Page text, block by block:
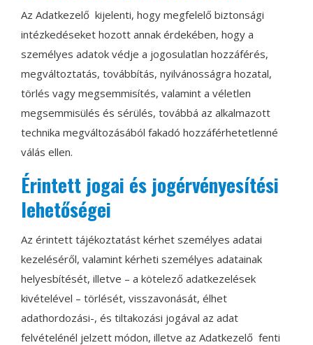
Az Adatkezelő kijelenti, hogy megfelelő biztonsági
intézkedéseket hozott annak érdekében, hogy a
személyes adatok védje a jogosulatlan hozzáférés,
megváltoztatás, továbbítás, nyilvánosságra hozatal,
törlés vagy megsemmisítés, valamint a véletlen
megsemmisülés és sérülés, továbbá az alkalmazott
technika megváltozásából fakadó hozzáférhetetlenné
válás ellen.
Érintett jogai és jogérvényesítési
lehetőségei
Az érintett tájékoztatást kérhet személyes adatai
kezeléséről, valamint kérheti személyes adatainak
helyesbítését, illetve – a kötelező adatkezelések
kivételével – törlését, visszavonását, élhet
adathordozási-, és tiltakozási jogával az adat
felvételénél jelzett módon, illetve az Adatkezelő fenti